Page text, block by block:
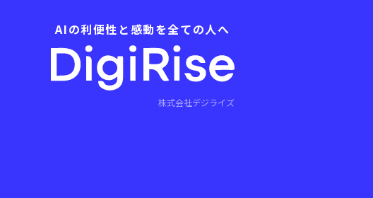
AIの利便性と感動を全ての人へ
株式会社デジライズ